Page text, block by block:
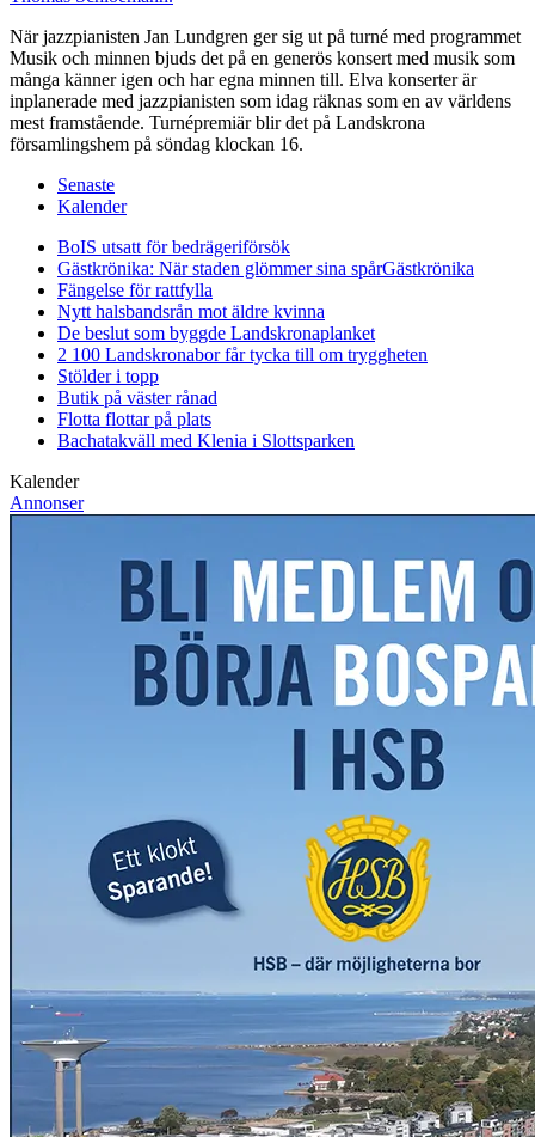
När jazzpianisten Jan Lundgren ger sig ut på turné med programmet
Musik och minnen bjuds det på en generös konsert med musik som
många känner igen och har egna minnen till. Elva konserter är
inplanerade med jazzpianisten som idag räknas som en av världens
mest framstående. Turnépremiär blir det på Landskrona
församlingshem på söndag klockan 16.
Senaste
Kalender
BoIS utsatt för bedrägeriförsök
Gästkrönika: När staden glömmer sina spårGästkrönika
Fängelse för rattfylla
Nytt halsbandsrån mot äldre kvinna
De beslut som byggde Landskronaplanket
2 100 Landskronabor får tycka till om tryggheten
Stölder i topp
Butik på väster rånad
Flotta flottar på plats
Bachatakväll med Klenia i Slottsparken
Kalender
Annonser